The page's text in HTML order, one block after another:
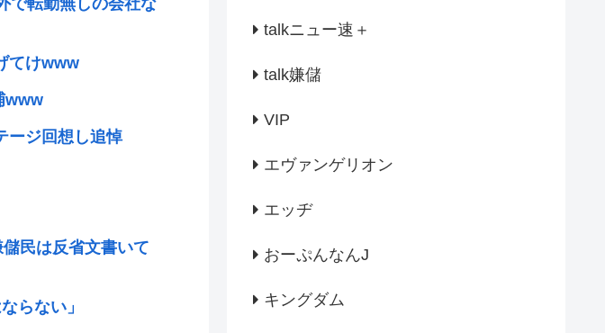
で転勤無しの会社な
てけwww
www
ージ回想し追悼
民は反省文書いて
らない」
talkニュー速＋
talk嫌儲
VIP
エヴァンゲリオン
エッヂ
おーぷんなんJ
キングダム